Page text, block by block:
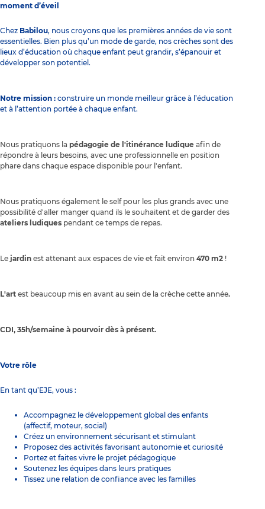
moment d’éveil
Chez Babilou, nous croyons que les premières années de vie sont
essentielles. Bien plus qu’un mode de garde, nos crèches sont des
lieux d’éducation où chaque enfant peut grandir, s’épanouir et
développer son potentiel.
Notre mission : construire un monde meilleur grâce à l’éducation
et à l’attention portée à chaque enfant.
Nous pratiquons la pédagogie de l'itinérance ludique afin de
répondre à leurs besoins, avec une professionnelle en position
phare dans chaque espace disponible pour l'enfant.
Nous pratiquons également le self pour les plus grands avec une
possibilité d'aller manger quand ils le souhaitent et de garder des
ateliers ludiques pendant ce temps de repas.
Le jardin est attenant aux espaces de vie et fait environ 470 m2 !
L'art est beaucoup mis en avant au sein de la crèche cette année.
CDI, 35h/semaine à pourvoir dès à présent.
Votre rôle
En tant qu’EJE, vous :
Accompagnez le développement global des enfants
(affectif, moteur, social)
Créez un environnement sécurisant et stimulant
Proposez des activités favorisant autonomie et curiosité
Portez et faites vivre le projet pédagogique
Soutenez les équipes dans leurs pratiques
Tissez une relation de confiance avec les familles